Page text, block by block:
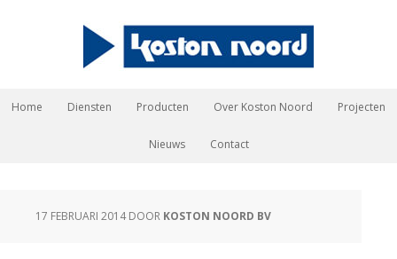
Home Diensten Producten Over Koston Noord Projecten
Nieuws Contact
17 FEBRUARI 2014DOOR KOSTON NOORD BV